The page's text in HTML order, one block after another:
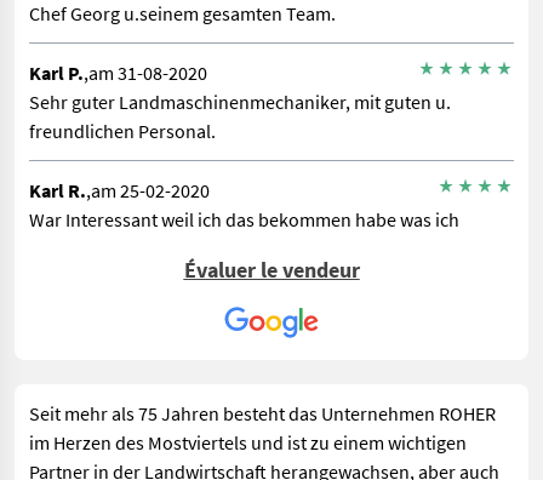
Chef Georg u.seinem gesamten Team.
Karl P.,am 31-08-2020
Sehr guter Landmaschinenmechaniker, mit guten u.
freundlichen Personal.
Karl R.,am 25-02-2020
War Interessant weil ich das bekommen habe was ich
Évaluer le vendeur
Seit mehr als 75 Jahren besteht das Unternehmen ROHER
im Herzen des Mostviertels und ist zu einem wichtigen
Partner in der Landwirtschaft herangewachsen, aber auch